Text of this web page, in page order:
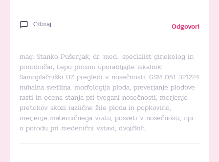
Citiraj Odgovori
mag. Stanko Pušenjak, dr. med., specialist ginekolog in
porodničar; Lepo prosim uporabljajte iskalnik!
Samoplačniški UZ pregledi v nosečnosti: GSM 051 321224
nuhalna svetlina, morfologija ploda, preverjanje plodove
rasti in ocena stanja pri tvegani nosečnosti, merjenje
pretokov skozi različne žile ploda in popkovino,
merjenje materničnega vratu, posveti v nosečnosti, npr.
o porodu pri medenični vstavi, dvojčkih.